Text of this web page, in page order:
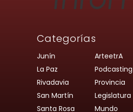
Categorías
Junín
La Paz
Rivadavia
San Martín
Santa Rosa
ArteetrA
Podcasting
Provincia
Legislatura
Mundo